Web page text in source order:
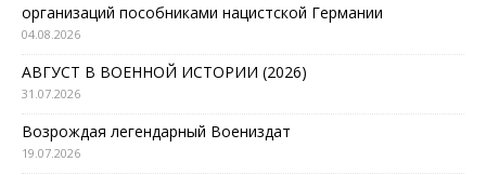
организаций пособниками нацистской Германии
04.08.2026
АВГУСТ В ВОЕННОЙ ИСТОРИИ (2026)
31.07.2026
Возрождая легендарный Воениздат
19.07.2026